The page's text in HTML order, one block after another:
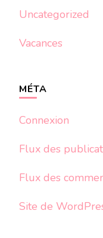
Uncategorized
Vacances
MÉTA
Connexion
Flux des
Flux des
Site de